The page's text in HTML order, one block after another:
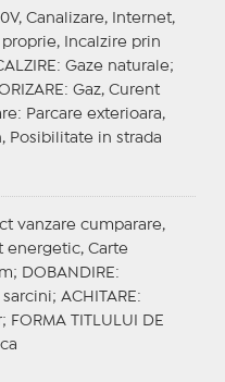
Canalizare, Internet,
proprie, Incalzire prin
: Gaze naturale;
: Gaz, Curent
: Parcare exterioara,
Posibilitate in strada
vanzare cumparare,
energetic, Carte
DOBANDIRE :
sarcini; ACHITARE :
FORMA TITLULUI DE